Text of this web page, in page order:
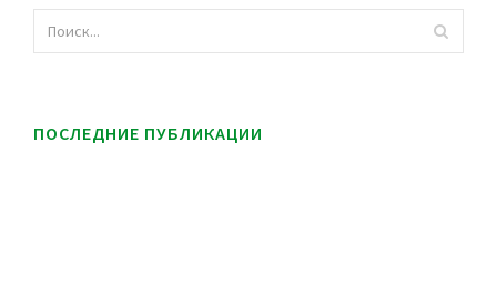
ПОСЛЕДНИЕ ПУБЛИКАЦИИ